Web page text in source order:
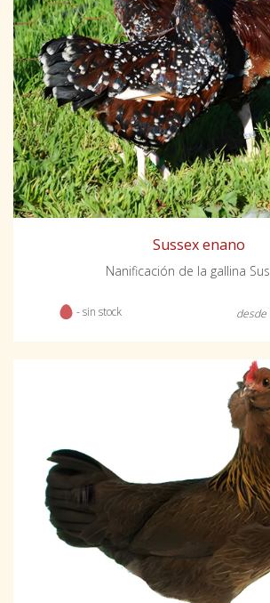
Sussex enano
Nanificación de la gallina
- sin stock desde